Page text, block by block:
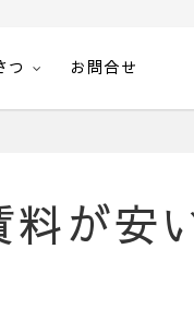
つ お問合せ
が安